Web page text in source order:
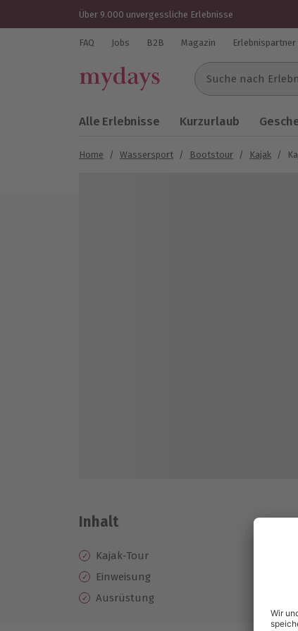
Über 9.000 unvergessliche Erlebnisse
FAQ Jobs B2B Magazin Erlebnispartner
Suche nach
Alle Erlebnisse Kurzurlaub
Home / Wassersport / Bootstour / Kajak /
Inhalt
Kajak-Tour
Einweisung
Ausrüstung